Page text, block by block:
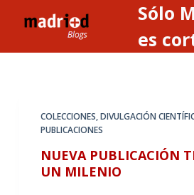
l
Sólo
es
COLECCIONES,DIVULGACIÓN
PUBLICACIONES
NUEVA PUBLICACIÓN
UN MILENIO